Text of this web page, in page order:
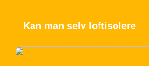
Kan man selv loftisolere